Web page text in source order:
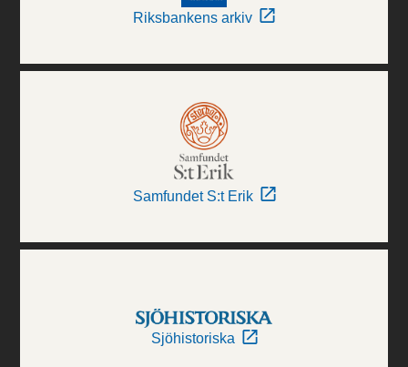
Riksbankens arkiv
Samfundet S:t Erik
Sjöhistoriska